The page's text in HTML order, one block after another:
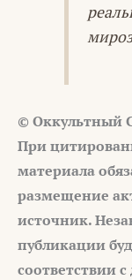
© Оккультный
При
материала
размещение
источник.
публикации
соответствии